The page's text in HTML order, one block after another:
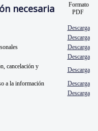
necesaria
Formato
PDF
Descarga
Descarga
Descarga
Descarga
cancelación y
Descarga
a la información
Descarga
Descarga